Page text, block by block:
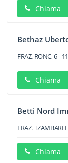
Chiama
Bethaz
FRAZ. RONC, 6-
Chiama
Betti Nord
FRAZ.
Chiama